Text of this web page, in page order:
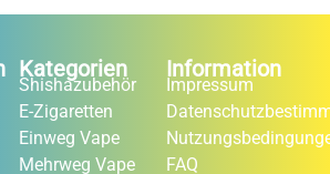
Kategorien
Shishazubehör
E-Zigaretten
Einweg Vape
Mehrweg Vape
Information
Impressum
FAQ